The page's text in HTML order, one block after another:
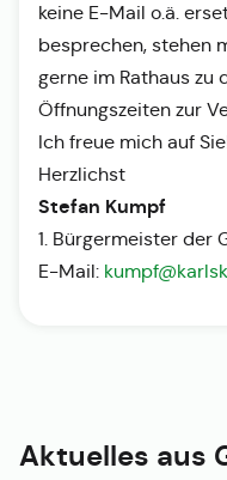
keine E-Mail o.ä.
besprechen, stehen
gerne im Rathaus zu
Öffnungszeiten zur
Ich freue mich auf
Herzlichst
Stefan Kumpf
1. Bürgermeister der
E-Mail:
Aktuelles aus